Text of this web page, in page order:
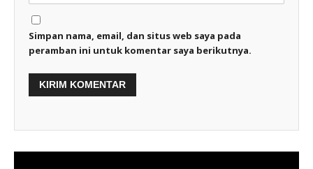
Simpan nama, email, dan situs web saya pada
peramban ini untuk komentar saya berikutnya.